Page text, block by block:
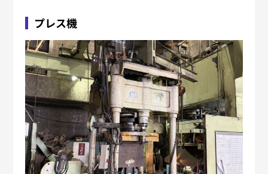
プレス機